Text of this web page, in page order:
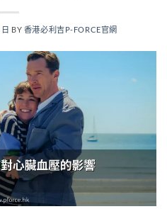
BY 香港必利吉P-FORCE官網